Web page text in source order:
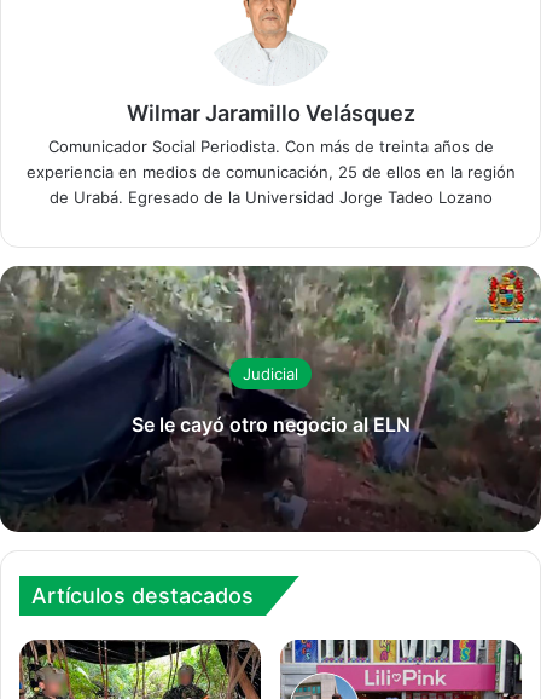
Wilmar Jaramillo Velásquez
Comunicador Social Periodista. Con más de treinta años de
experiencia en medios de comunicación, 25 de ellos en la región
de Urabá. Egresado de la Universidad Jorge Tadeo Lozano
Judicial
Se le cayó otro negocio al ELN
Artículos destacados